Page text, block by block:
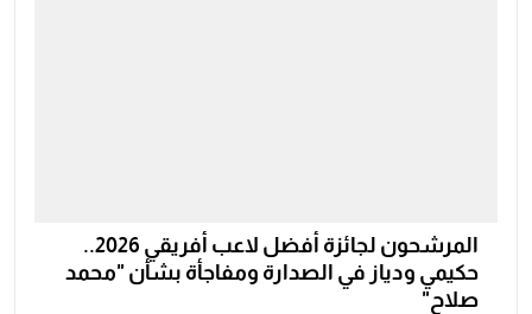
المرشحون لجائزة أفضل لاعب أفريقي 2026..
حكيمي ودياز في الصدارة ومفاجأة بشأن "محمد
صلاح"